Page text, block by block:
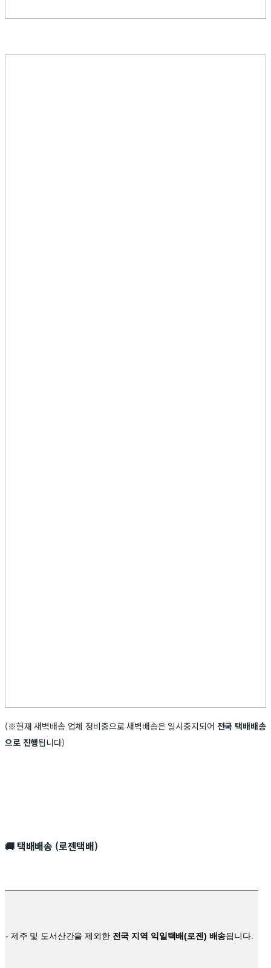
(※현재 새벽배송 업체 정비중으로 새벽배송은 일시중지되어 전국 택배배송
으로 진행됩니다)
🚚택배배송 (로젠택배)
- 제주 및 도서산간을 제외한 전국 지역 익일택배(로젠) 배송됩니다.